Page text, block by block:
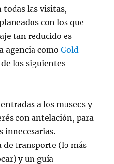
todas las visitas,
con los que
tan reducido es
agencia comoGold
los siguientes
a los museos y
con antelación, para
innecesarias.
de transporte (lo más
y un guía